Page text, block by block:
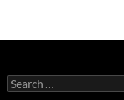
Search
for: